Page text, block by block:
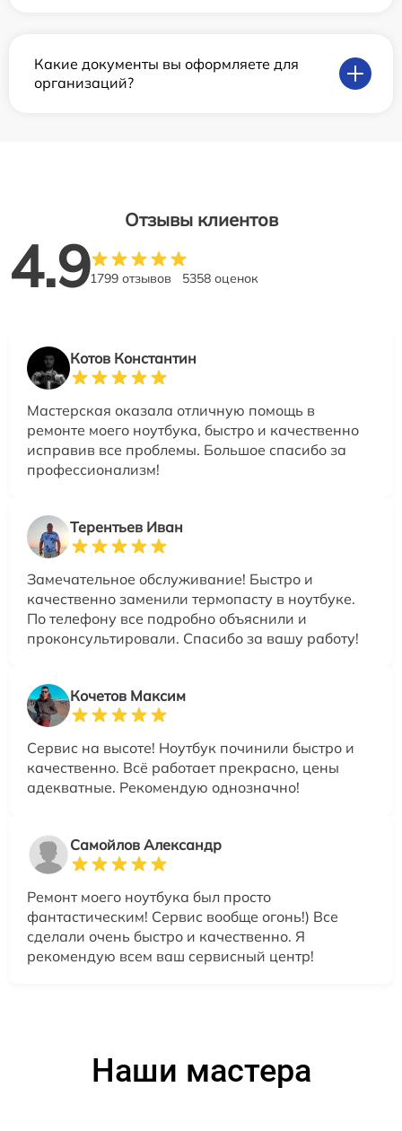
Какие документы вы оформляете для
организаций?
Отзывы клиентов
4.91799 отзывов 5358 оценок
Котов Константин
Мастерская оказала отличную помощь в
ремонте моего ноутбука, быстро и качественно
исправив все проблемы. Большое спасибо за
профессионализм!
Терентьев Иван
Замечательное обслуживание! Быстро и
качественно заменили термопасту в ноутбуке.
По телефону все подробно объяснили и
проконсультировали. Спасибо за вашу работу!
Кочетов Максим
Сервис на высоте! Ноутбук починили быстро и
качественно. Всё работает прекрасно, цены
адекватные. Рекомендую однозначно!
Самойлов Александр
Ремонт моего ноутбука был просто
фантастическим! Сервис вообще огонь!) Все
сделали очень быстро и качественно. Я
рекомендую всем ваш сервисный центр!
Наши мастера